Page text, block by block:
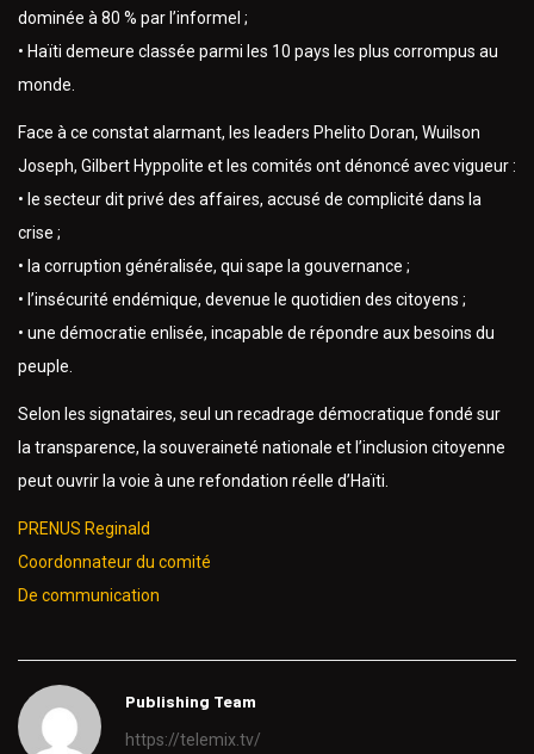
dominée à 80 % par l’informel ;
• Haïti demeure classée parmi les 10 pays les plus corrompus au
monde.
Face à ce constat alarmant, les leaders Phelito Doran, Wuilson
Joseph, Gilbert Hyppolite et les comités ont dénoncé avec vigueur :
• le secteur dit privé des affaires, accusé de complicité dans la
crise ;
• la corruption généralisée, qui sape la gouvernance ;
• l’insécurité endémique, devenue le quotidien des citoyens ;
• une démocratie enlisée, incapable de répondre aux besoins du
peuple.
Selon les signataires, seul un recadrage démocratique fondé sur
la transparence, la souveraineté nationale et l’inclusion citoyenne
peut ouvrir la voie à une refondation réelle d’Haïti.
PRENUS Reginald
Coordonnateur du comité
De communication
Publishing Team
https://telemix.tv/